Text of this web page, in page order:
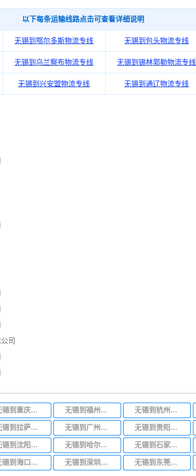
以下每条运输线路点击可查看详细说明
无锡到鄂尔多斯物流专线 无锡到包头物流专线
无锡到乌兰察布物流专线 无锡到锡林郭勒物流专线
无锡到兴安盟物流专线 无锡到通辽物流专线
司
无锡到重庆物流专线 无锡到福州物流专线 无锡到杭州物流专线
无锡到拉萨物流专线 无锡到广州物流专线 无锡到贵阳物流专线
无锡到沈阳物流专线 无锡到哈尔滨物流专线 无锡到石家庄物流专线
无锡到海口物流专线 无锡到深圳物流专线 无锡到东莞物流专线